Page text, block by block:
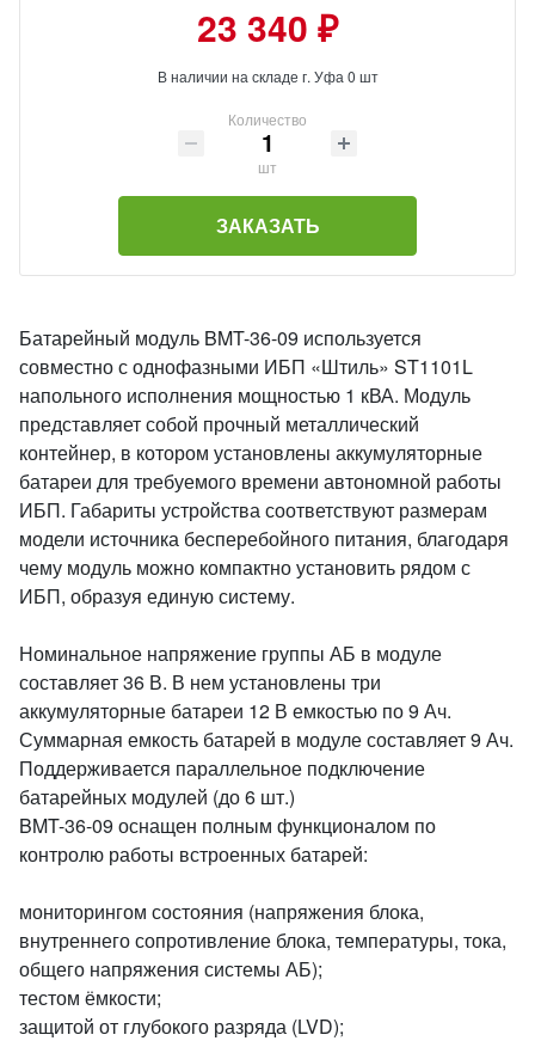
23 340 ₽
В наличии на складе г. Уфа 0 шт
Количество
шт
ЗАКАЗАТЬ
Батарейный модуль BMT-36-09 используется
совместно с однофазными ИБП «Штиль» ST1101L
напольного исполнения мощностью 1 кВА. Модуль
представляет собой прочный металлический
контейнер, в котором установлены аккумуляторные
батареи для требуемого времени автономной работы
ИБП. Габариты устройства соответствуют размерам
модели источника бесперебойного питания, благодаря
чему модуль можно компактно установить рядом с
ИБП, образуя единую систему.
Номинальное напряжение группы АБ в модуле
составляет 36 В. В нем установлены три
аккумуляторные батареи 12 В емкостью по 9 Ач.
Суммарная емкость батарей в модуле составляет 9 Ач.
Поддерживается параллельное подключение
батарейных модулей (до 6 шт.)
BMT-36-09 оснащен полным функционалом по
контролю работы встроенных батарей:
мониторингом состояния (напряжения блока,
внутреннего сопротивление блока, температуры, тока,
общего напряжения системы АБ);
тестом ёмкости;
защитой от глубокого разряда (LVD);